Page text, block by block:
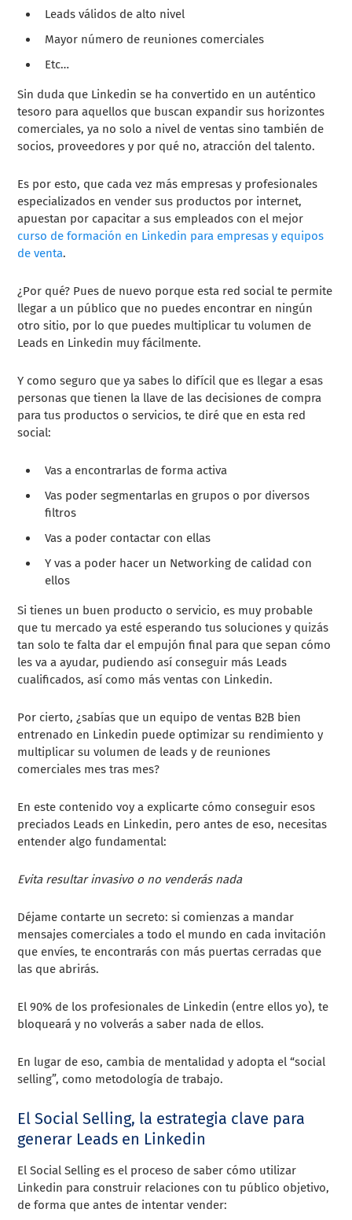
Leads válidos de alto nivel
Mayor número de reuniones comerciales
Etc…
Sin duda que Linkedin se ha convertido en un auténtico
tesoro para aquellos que buscan expandir sus horizontes
comerciales, ya no solo a nivel de ventas sino también de
socios, proveedores y por qué no, atracción del talento.
Es por esto, que cada vez más empresas y profesionales
especializados en vender sus productos por internet,
apuestan por capacitar a sus empleados con el mejor
curso de formación en Linkedin para empresas y equipos
de venta.
¿Por qué? Pues de nuevo porque esta red social te permite
llegar a un público que no puedes encontrar en ningún
otro sitio, por lo que puedes multiplicar tu volumen de
Leads en Linkedin muy fácilmente.
Y como seguro que ya sabes lo difícil que es llegar a esas
personas que tienen la llave de las decisiones de compra
para tus productos o servicios, te diré que en esta red
social:
Vas a encontrarlas de forma activa
Vas poder segmentarlas en grupos o por diversos
filtros
Vas a poder contactar con ellas
Y vas a poder hacer un Networking de calidad con
ellos
Si tienes un buen producto o servicio, es muy probable
que tu mercado ya esté esperando tus soluciones y quizás
tan solo te falta dar el empujón final para que sepan cómo
les va a ayudar, pudiendo así conseguir más Leads
cualificados, así como más ventas con Linkedin.
Por cierto, ¿sabías que un equipo de ventas B2B bien
entrenado en Linkedin puede optimizar su rendimiento y
multiplicar su volumen de leads y de reuniones
comerciales mes tras mes?
En este contenido voy a explicarte cómo conseguir esos
preciados Leads en Linkedin, pero antes de eso, necesitas
entender algo fundamental:
Evita resultar invasivo o no venderás nada
Déjame contarte un secreto: si comienzas a mandar
mensajes comerciales a todo el mundo en cada invitación
que envíes, te encontrarás con más puertas cerradas que
las que abrirás.
El 90% de los profesionales de Linkedin (entre ellos yo), te
bloqueará y no volverás a saber nada de ellos.
En lugar de eso, cambia de mentalidad y adopta el “social
selling”, como metodología de trabajo.
El Social Selling, la estrategia clave para
generar Leads en Linkedin
El Social Selling es el proceso de saber cómo utilizar
Linkedin para construir relaciones con tu público objetivo,
de forma que antes de intentar vender: